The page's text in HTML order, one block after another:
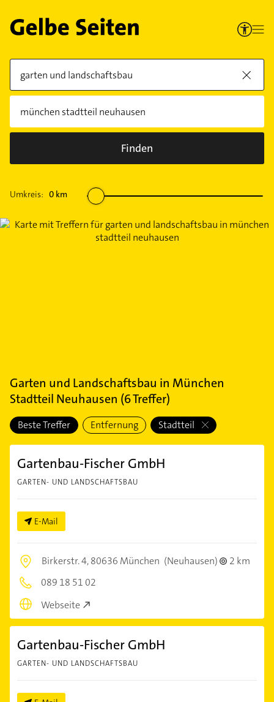
Finden
Umkreis: 0 km
Garten und Landschaftsbau in München
Stadtteil Neuhausen (6Treffer)
Beste Treffer Entfernung Stadtteil
Gartenbau-Fischer GmbH
GARTEN- UND LANDSCHAFTSBAU
E-Mail
Birkerstr. 4,80636 München (Neuhausen)
2 km
089 18 51 02
Webseite
Gartenbau-Fischer GmbH
GARTEN- UND LANDSCHAFTSBAU